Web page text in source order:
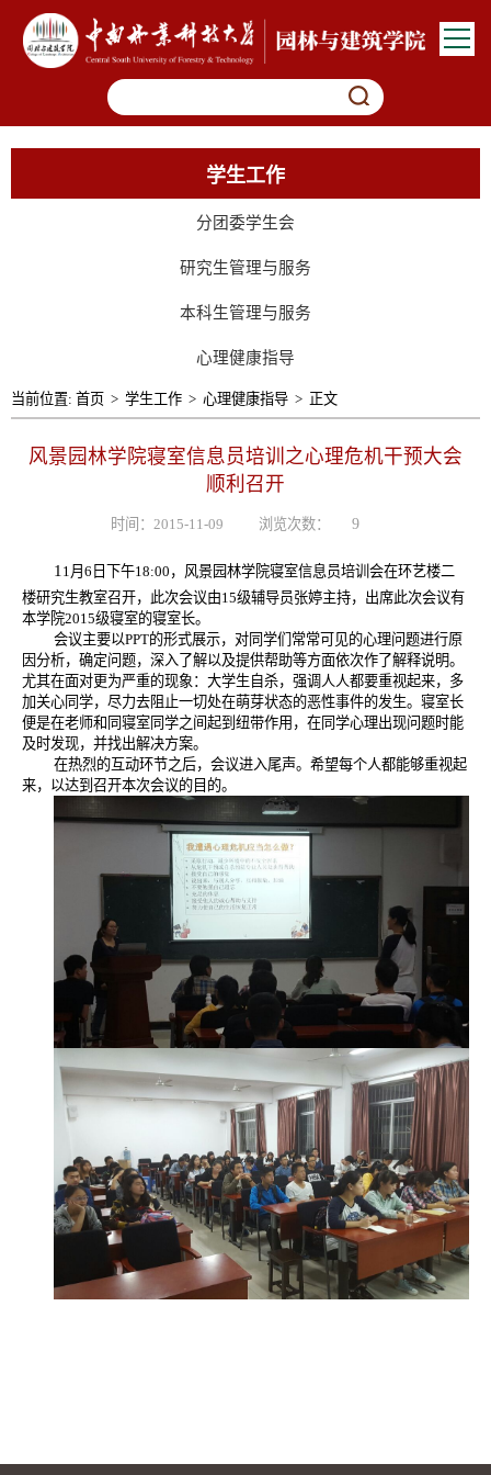
学生工作
分团委学生会
研究生管理与服务
本科生管理与服务
心理健康指导
当前位置: 首页 > 学生工作 > 心理健康指导 > 正文
风景园林学院寝室信息员培训之心理危机干预大会
顺利召开
时间：2015-11-09 浏览次数： 9
1 1月6 日下午18:00 ，风景园林学院寝室信息员培训会在环艺楼二
楼研究生教室召开，此次会议由15级辅导员张婷主持，出席此次会议有
本学院2015级寝室的寝室长。
会议主要以PPT的形式展示，对同学们常常可见的心理问题进行原
因分析，确定问题，深入了解以及提供帮助等方面依次作了解释说明。
尤其在面对更为严重的现象：大学生自杀，强调人人都要重视起来，多
加关心同学，尽力去阻止一切处在萌芽状态的恶性事件的发生。寝室长
便是在老师和同寝室同学之间起到纽带作用，在同学心理出现问题时能
及时发现，并找出解决方案。
在热烈的互动环节之后，会议进入尾声。希望每个人都能够重视起
来，以达到召开本次会议的目的。